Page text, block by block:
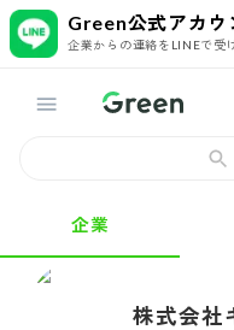
Green公式アカウ
企業からの連絡をLINEで受
企業
株式会社